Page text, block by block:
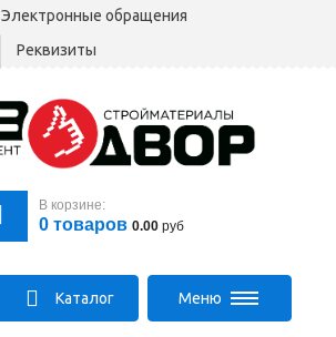
Электронные обращения
Реквизиты
В корзине:
0 товаров 0.00 руб
Каталог Меню